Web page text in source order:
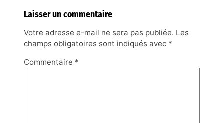
Laisser un commentaire
Votre adresse e-mail ne sera pas publiée. Les
champs obligatoires sont indiqués avec *
Commentaire *